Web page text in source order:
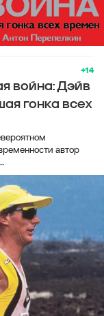
+14
война: Дэйв
гонка всех
автор